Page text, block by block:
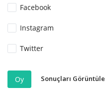
Facebook
Instagram
Twitter
Oy Sonuçları Görüntüle